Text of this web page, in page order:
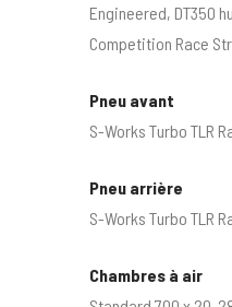
Engineered, DT350
Competition Race
Pneu avant
S-Works Turbo TLR
Pneu arrière
S-Works Turbo TLR
Chambres à air